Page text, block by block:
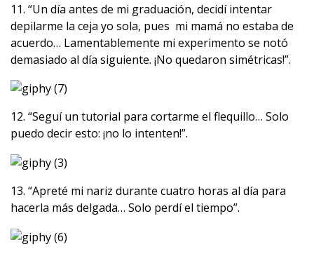
11. “Un día antes de mi graduación, decidí intentar
depilarme la ceja yo sola, pues mi mamá no estaba de
acuerdo… Lamentablemente mi experimento se notó
demasiado al día siguiente. ¡No quedaron simétricas!”.
12. “Seguí un tutorial para cortarme el flequillo… Solo
puedo decir esto: ¡no lo intenten!”.
13. “Apreté mi nariz durante cuatro horas al día para
hacerla más delgada… Solo perdí el tiempo”.